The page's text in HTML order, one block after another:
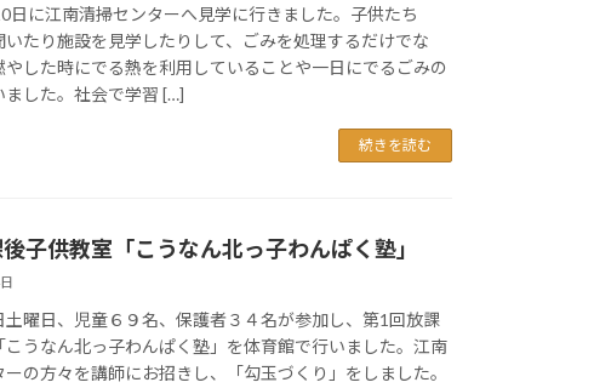
日に江南清掃センターへ見学に行きました。子供たち
いたり施設を見学したりして、ごみを処理するだけでな
やした時にでる熱を利用していることや一日にでるごみの
ました。社会で学習 […]
続きを読む
子供教室「こうなん北っ子わんぱく塾」
曜日、児童６９名、保護者３４名が参加し、第1回放課
こうなん北っ子わんぱく塾」を体育館で行いました。江南
の方々を講師にお招きし、「勾玉づくり」をしました。